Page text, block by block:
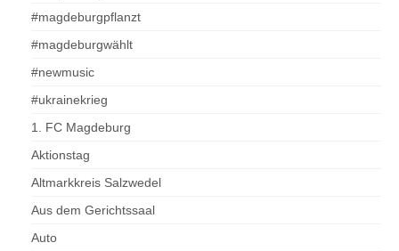
#magdeburgpflanzt
#magdeburgwählt
#newmusic
#ukrainekrieg
1. FC Magdeburg
Aktionstag
Altmarkkreis Salzwedel
Aus dem Gerichtssaal
Auto